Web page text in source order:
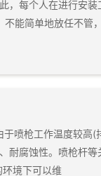
，每个人在进行安
能简单地放任不管，
喷枪工作温度较
耐腐蚀性。喷枪杆
境下可以维